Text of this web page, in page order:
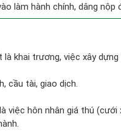
làm hành chính, dâng nộp
khai trương, việc xây dựng
cầu tài, giao dịch.
việc hôn nhân giá thú (cưới